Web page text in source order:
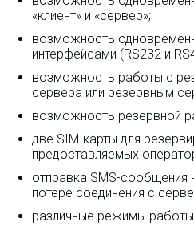
«клиент» и «сервер»;
возможность
интерфейсами (RS232 и
возможность работы с
сервера или резервным
возможность резервной
две SIM-карты для
предоставляемых
отправка SMS-сообщения
потере соединения с
различные режимы